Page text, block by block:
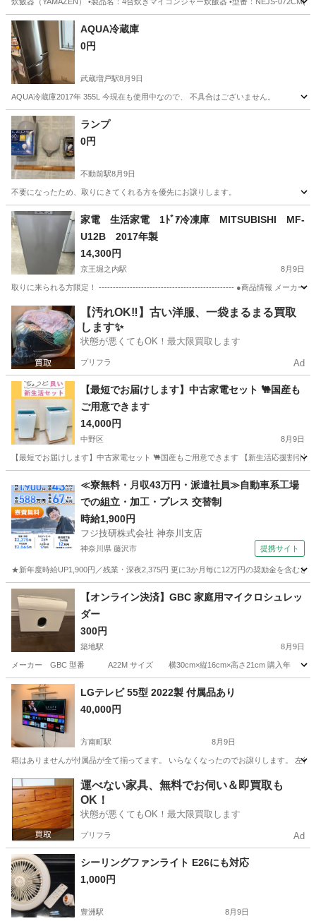
東京 足立区 キッチン家電
AQUA冷蔵庫
0円
武蔵増戸駅8月9日
AQUA冷蔵庫2017年 355L 今現在も使用中なので、 不具合はございません。
東京 あきる野市 武蔵増戸駅
ランプ
0円
不動前駅8月9日
不要になったため、取りにきてくれる方を優先にお譲りします。
東京 目黒区 不動前駅 生活家電
家電 生活家電 1ﾄﾞｱ冷凍庫 MITSUBISHI MF-
U12B 2017年製
14,300円
京王堀之内駅 8月9日
取りに来られる方限定！ ------------------------------------------------ ●商品情報 メーカー：
東京 八王子市 京王堀之内駅 キッチン家電 冷凍庫
【汚れOK‼️】古い洋服、一袋まるまる買取
します✨
状態が悪くてもOK！最大限買取します
プリフラ Ad
【最短でお届けします】中古家電セット 🐫国産も
ご用意できます
14,000円
中野区 8月9日
【最短でお届けします】中古家電セット 🐫国産もご用意できます 【新生活応援割引
キッチン家電 神奈川 横浜市 キッチン家電
取り付け
≪寮無料・月収43万円・派遣社員≫自動車系工場
での組立・加工・プレス 交替制
時給1,900円
フジ技研株式会社 神奈川支店
神奈川県 藤沢市 提携サイト
★新年度時給UP1,900円／残業・深夜2,375円 更に3か月毎に12万円の奨励金を含む
神奈川 藤沢市 その他
【オンライン決済】GBC 家庭用マイクロシュレッ
ダー
300円
築地駅 8月9日
メーカー GBC 型番 A22M サイズ 横30cm×縦16cm×高さ21cm 購入年 2019年
東京 中央区 家電
LGテレビ 55型 2022製 付属品あり
40,000円
方南町駅 8月9日
箱はありませんが付属品が全て揃ってます。 いらなくなったのでお譲りします。 左
東京 中野区 方南町駅 テレビ
運べない家具、無料でお伺い＆即買取も
OK！
状態が悪くてもOK！最大限買取します
プリフラ Ad
シーリングファンライト E26にも対応
1,000円
豊洲駅 8月9日